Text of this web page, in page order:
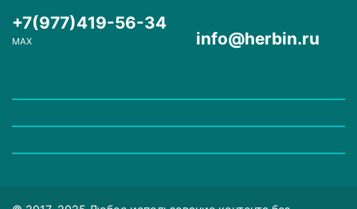
+7(977)419-56-34
MAX info@herbin.ru